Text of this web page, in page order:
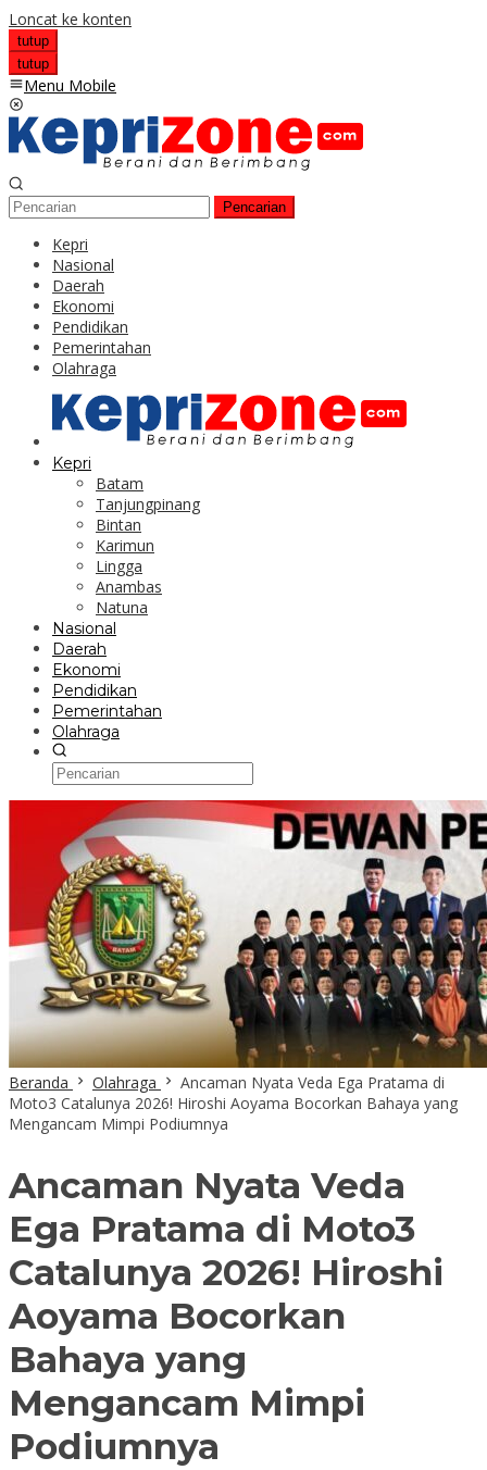
Loncat ke konten
tutup
tutup
Menu Mobile
Pencarian
Kepri
Nasional
Daerah
Ekonomi
Pendidikan
Pemerintahan
Olahraga
Kepri
Batam
Tanjungpinang
Bintan
Karimun
Lingga
Anambas
Natuna
Nasional
Daerah
Ekonomi
Pendidikan
Pemerintahan
Olahraga
Beranda Olahraga
Ancaman Nyata Veda Ega Pratama di
Moto3 Catalunya 2026! Hiroshi Aoyama Bocorkan Bahaya yang
Mengancam Mimpi Podiumnya
Ancaman Nyata Veda
Ega Pratama di Moto3
Catalunya 2026! Hiroshi
Aoyama Bocorkan
Bahaya yang
Mengancam Mimpi
Podiumnya